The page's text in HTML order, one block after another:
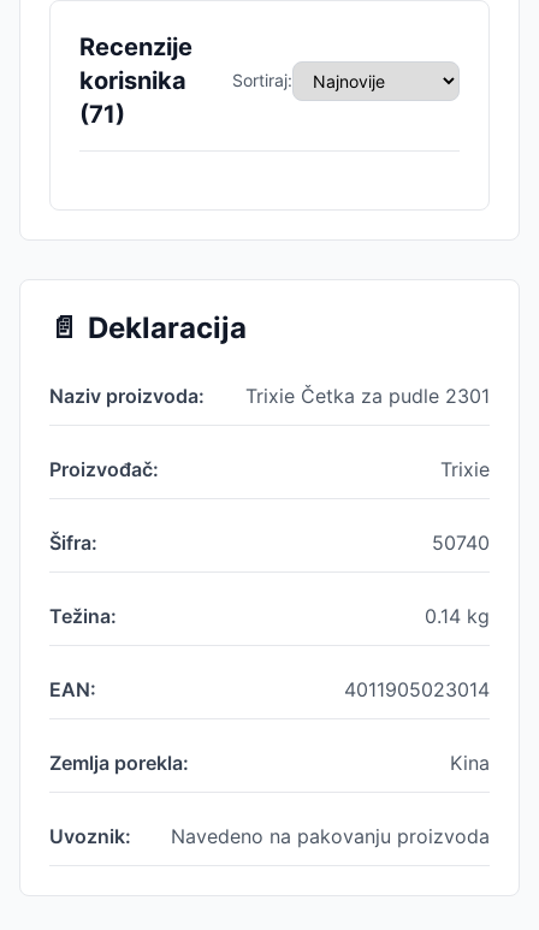
Recenzije
korisnika
(71)
Sortiraj:
📄 Deklaracija
Naziv proizvoda: Trixie Četka za pudle 2301
Proizvođač: Trixie
Šifra: 50740
Težina: 0.14 kg
EAN: 4011905023014
Zemlja porekla: Kina
Uvoznik: Navedeno na pakovanju proizvoda